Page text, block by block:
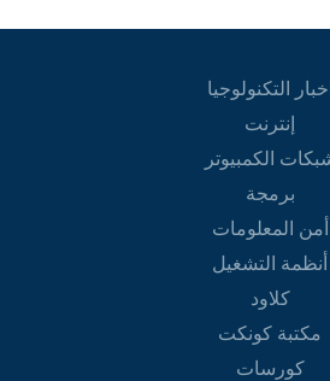
التكنولوجيا
إنترنت
الكمبيوتر
برمجة
أمن المعلومات
أنظمة التشغيل
كلاود
مكتبة كونكت
كورسات